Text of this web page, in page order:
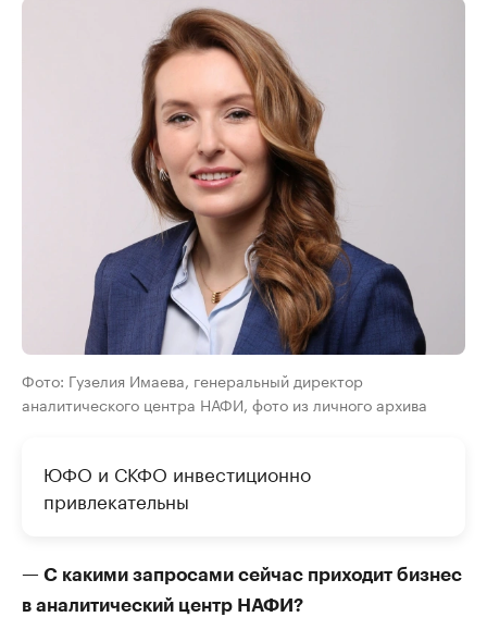
Фото: Гузелия Имаева, генеральный директор
аналитического центра НАФИ, фото из личного архива
ЮФО и СКФО инвестиционно
привлекательны
— С какими запросами сейчас приходит бизнес
в аналитический центр НАФИ?